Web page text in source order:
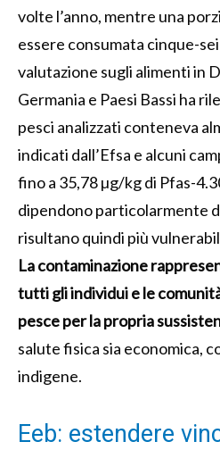
volte l’anno, mentre una
essere consumata cinque-sei
valutazione sugli alimenti in
Germania e Paesi Bassi ha
pesci analizzati conteneva
indicati dall’Efsa e alcuni
fino a 35,78 µg/kg di Pfas-
dipendono particolarmente
risultano quindi più
La contaminazione
tutti gli individui e le
pesce per la propria
salute fisica sia economica,
indigene.
Eeb: estendere